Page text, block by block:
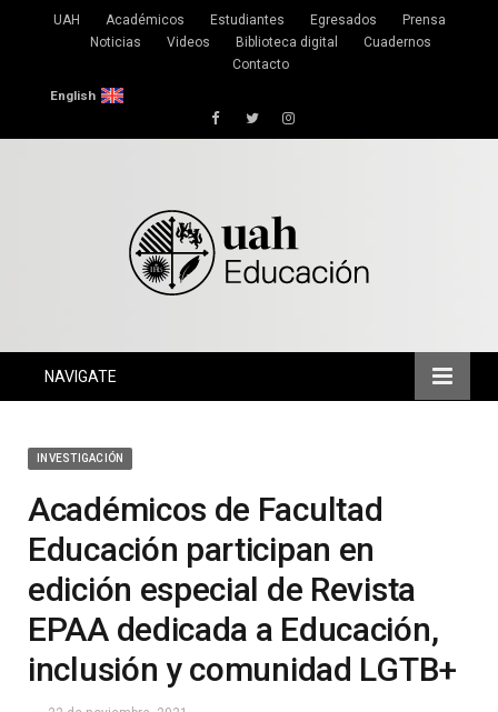
UAH Académicos Estudiantes Egresados
Prensa
Noticias
Videos Biblioteca digital
Cuadernos
Contacto
English
FacebookTwitterInstagram
NAVIGATE
INVESTIGACIÓN
Académicos de Facultad
Educación participan en
edición especial de Revista
EPAA dedicada a Educación,
inclusión y comunidad LGTB+